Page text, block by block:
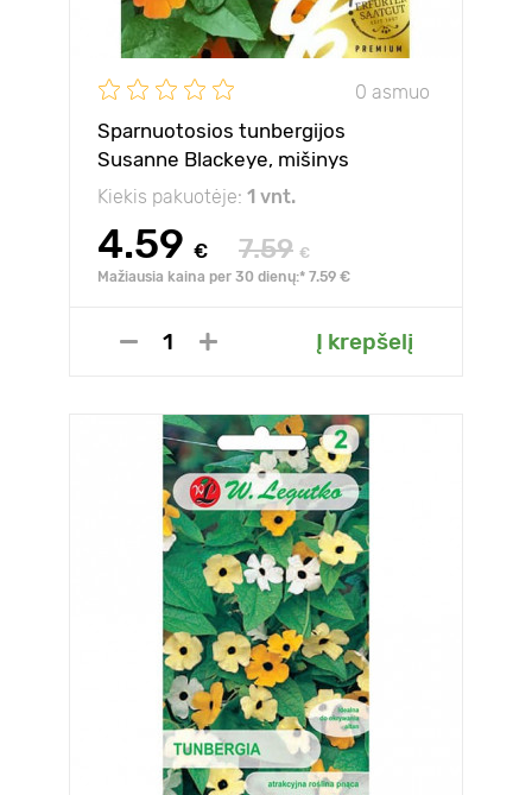
0 asmuo
Sparnuotosios tunbergijos
Susanne Blackeye, mišinys
Kiekis pakuotėje: 1 vnt.
4.59 € 7.59 €
Mažiausia kaina per 30 dienų:* 7.59 €
Į krepšelį